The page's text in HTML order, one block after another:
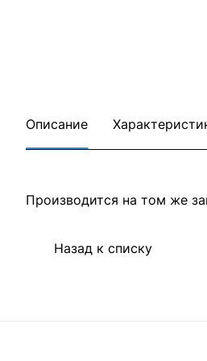
Описание
Производится на том же
Назад к списку